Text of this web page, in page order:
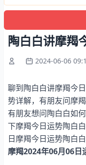
陶白白讲摩羯
2024-06-06
聊到陶白白讲摩羯今
势详解，有朋友问摩
有朋友想问陶白白如
下摩羯今日运势陶白
日摩羯今日运势陶白白
摩羯2024年06月06日